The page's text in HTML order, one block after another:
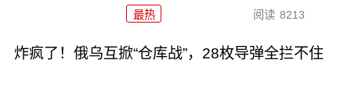
最热 阅读 8213
炸疯了！俄乌互掀“仓库战”，28枚导弹全拦不住